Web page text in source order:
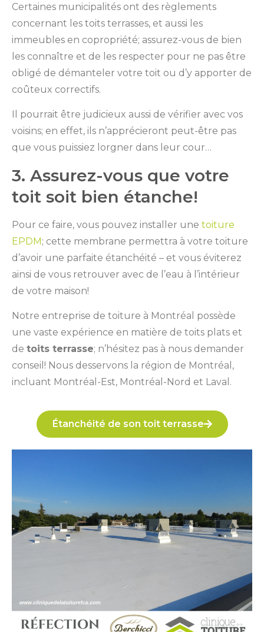
Certaines municipalités ont des règlements
concernant les toits terrasses, et aussi les
immeubles en copropriété; assurez-vous de bien
les connaître et de les respecter pour ne pas être
obligé de démanteler votre toit ou d’y apporter de
coûteux correctifs.
Il pourrait être judicieux aussi de vérifier avec vos
voisins; en effet, ils n’apprécieront peut-être pas
que vous puissiez lorgner dans leur cour…
3. Assurez-vous que votre
toit soit bien étanche!
Pour ce faire, vous pouvez installer une toiture
EPDM; cette membrane permettra à votre toiture
d’avoir une parfaite étanchéité – et vous éviterez
ainsi de vous retrouver avec de l’eau à l’intérieur
de votre maison!
Notre entreprise de toiture à Montréal possède
une vaste expérience en matière de toits plats et
de toits terrasse; n’hésitez pas à nous demander
conseil! Nous desservons la région de Montréal,
incluant Montréal-Est, Montréal-Nord et Laval.
Étanchéité de son toit terrasse